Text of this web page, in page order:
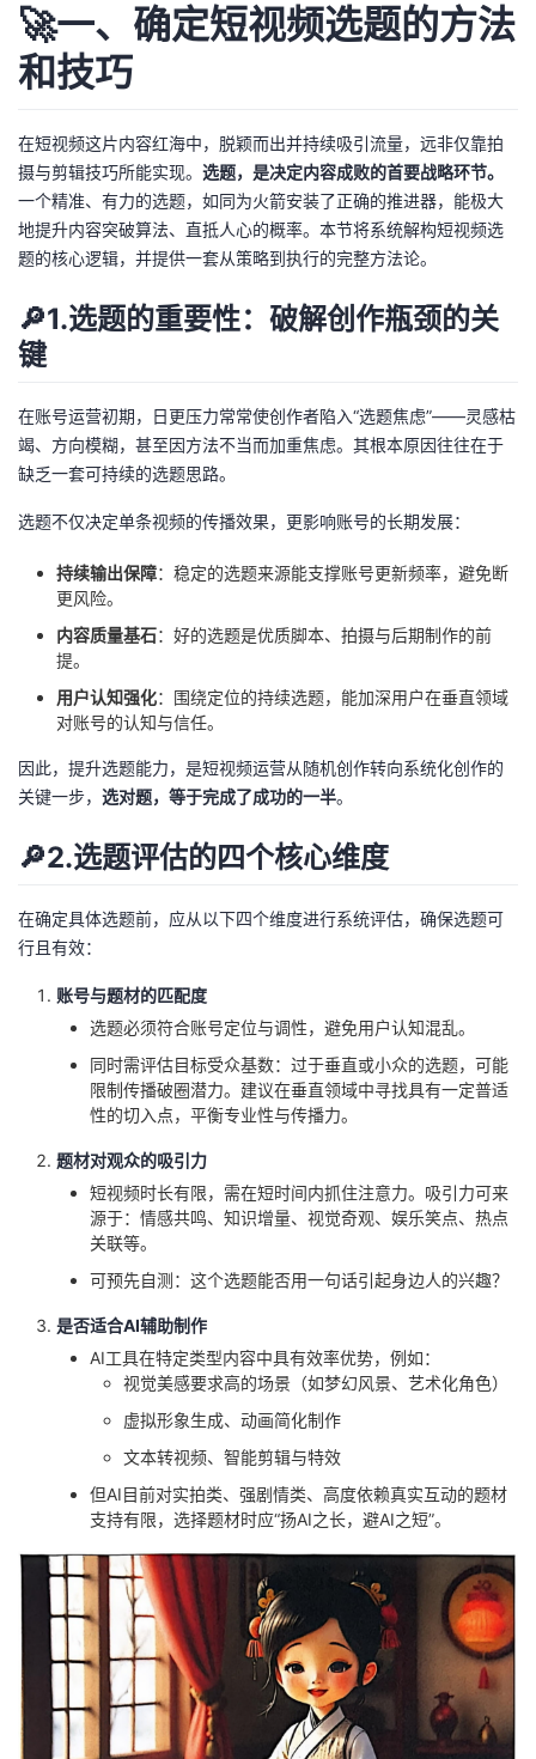
课
的
证
我
实
验
的
收
术
持
云
建
议
🚀一、确定短视频选题的方法
和技巧
在短视频这片内容红海中，脱颖而出并持续吸引流量，远非仅靠拍
摄与剪辑技巧所能实现。 选题，是决定内容成败的首要战略环节。
一个精准、有力的选题，如同为火箭安装了正确的推进器，能极大
地提升内容突破算法、直抵人心的概率。本节将系统解构短视频选
题的核心逻辑，并提供一套从策略到执行的完整方法论。
🔎1.选题的重要性：破解创作瓶颈的关
键
在账号运营初期，日更压力常常使创作者陷入“选题焦虑”——灵感枯
竭、方向模糊，甚至因方法不当而加重焦虑。其根本原因往往在于
缺乏一套可持续的选题思路。
选题不仅决定单条视频的传播效果，更影响账号的长期发展：
持续输出保障：稳定的选题来源能支撑账号更新频率，避免断
更风险。
内容质量基石：好的选题是优质脚本、拍摄与后期制作的前
提。
用户认知强化：围绕定位的持续选题，能加深用户在垂直领域
对账号的认知与信任。
因此，提升选题能力，是短视频运营从随机创作转向系统化创作的
关键一步， 选对题，等于完成了成功的一半。
🔎2.选题评估的四个核心维度
在确定具体选题前，应从以下四个维度进行系统评估，确保选题可
行且有效：
账号与题材的匹配度
选题必须符合账号定位与调性，避免用户认知混乱。
同时需评估目标受众基数：过于垂直或小众的选题，可能
限制传播破圈潜力。建议在垂直领域中寻找具有一定普适
性的切入点，平衡专业性与传播力。
题材对观众的吸引力
短视频时长有限，需在短时间内抓住注意力。吸引力可来
源于：情感共鸣、知识增量、视觉奇观、娱乐笑点、热点
关联等。
可预先自测：这个选题能否用一句话引起身边人的兴趣？
是否适合AI辅助制作
AI工具在特定类型内容中具有效率优势，例如：
视觉美感要求高的场景（如梦幻风景、艺术化角色）
虚拟形象生成、动画简化制作
文本转视频、智能剪辑与特效
但AI目前对实拍类、强剧情类、高度依赖真实互动的题材
支持有限，选择题材时应“扬AI之长，避AI之短”。